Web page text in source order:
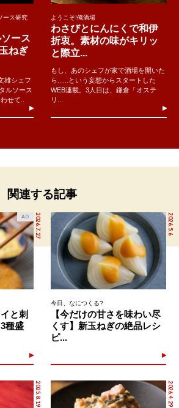
ース研究
ース
ねぎ
雄シェフ
ルソース
せて..
ようこそ!俺酒場
わさびとにんにくで和伊
折衷。素材の味がキリッ
と際立...
もし、あのシェフが家で酒場を開いた
ら......という妄想からスタートした
WEB連載。3人目は、鎌倉「オステ
リ...
関連する記事
2026.7.27
AD
と刺
種盛
2026.5.6
今日、なにつくる?
【今だけの甘さを味わい尽
くす】新玉ねぎの絶品レシ
ピ...
2025.8.19 2026.4.29